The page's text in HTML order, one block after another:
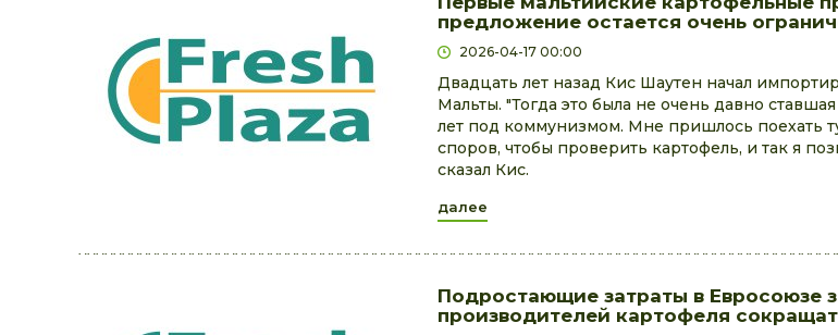
предложение остается очень
2026-04-17 00:00
Двадцать лет назад Кис Шаутен начал
Мальты. "Тогда это была не очень давно
лет под коммунизмом. Мне пришлось поехать
споров, чтобы проверить картофель, и так я
сказал Кис.
далее
Подростающие затраты в Евросоюзе
производителей картофеля